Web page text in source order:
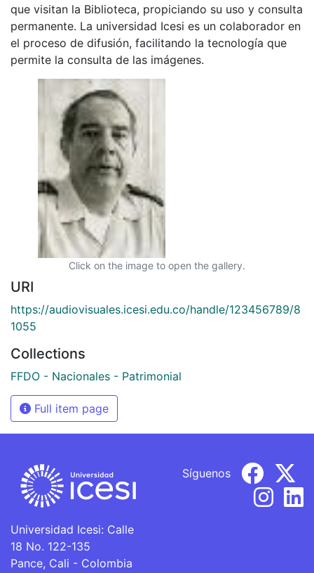
que visitan la Biblioteca, propiciando su uso y consulta
permanente. La universidad Icesi es un colaborador en
el proceso de difusión, facilitando la tecnología que
permite la consulta de las imágenes.
Click on the image to open the gallery.
URI
https://audiovisuales.icesi.edu.co/handle/123456789/8
1055
Collections
FFDO - Nacionales - Patrimonial
Full item page
Universidad Icesi: Calle
18 No. 122-135
Pance, Cali - Colombia
Síguenos